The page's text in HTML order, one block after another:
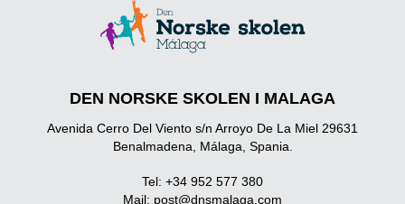
DEN NORSKE SKOLEN I MALAGA
Avenida Cerro Del Viento s/n Arroyo De La Miel 29631
Benalmadena, Málaga, Spania.
Tel: +34 952 577 380
Mail: post@dnsmalaga.com